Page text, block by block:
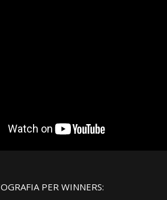
PER WINNERS: